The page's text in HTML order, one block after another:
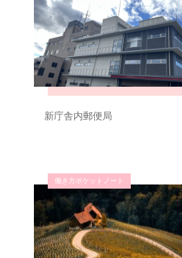
新庁舎内郵便局
働き方ポケットノート